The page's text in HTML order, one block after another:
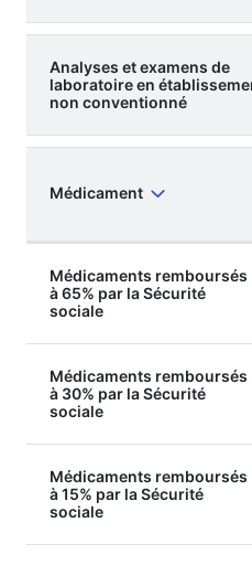
Analyses et examens de
laboratoire en
non conventionné
Médicament
Médicaments remboursés
à 65% par la Sécurité
sociale
Médicaments remboursés
à 30% par la Sécurité
sociale
Médicaments remboursés
à 15% par la Sécurité
sociale